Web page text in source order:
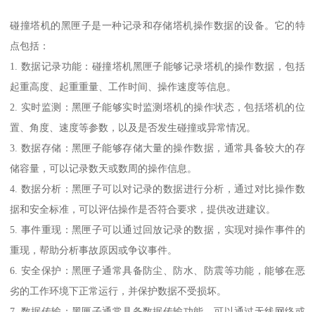
碰撞塔机的黑匣子是一种记录和存储塔机操作数据的设备。它的特
点包括：
1. 数据记录功能：碰撞塔机黑匣子能够记录塔机的操作数据，包括
起重高度、起重重量、工作时间、操作速度等信息。
2. 实时监测：黑匣子能够实时监测塔机的操作状态，包括塔机的位
置、角度、速度等参数，以及是否发生碰撞或异常情况。
3. 数据存储：黑匣子能够存储大量的操作数据，通常具备较大的存
储容量，可以记录数天或数周的操作信息。
4. 数据分析：黑匣子可以对记录的数据进行分析，通过对比操作数
据和安全标准，可以评估操作是否符合要求，提供改进建议。
5. 事件重现：黑匣子可以通过回放记录的数据，实现对操作事件的
重现，帮助分析事故原因或争议事件。
6. 安全保护：黑匣子通常具备防尘、防水、防震等功能，能够在恶
劣的工作环境下正常运行，并保护数据不受损坏。